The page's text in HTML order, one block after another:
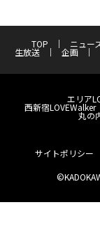
TOP ニュー
生放送 企画
エリア
西新宿LOVEWalker
丸の
サイトポリシー